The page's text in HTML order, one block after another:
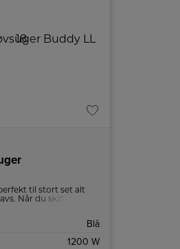
til stort set alt
Når du skifter fra
Blå
1200 W